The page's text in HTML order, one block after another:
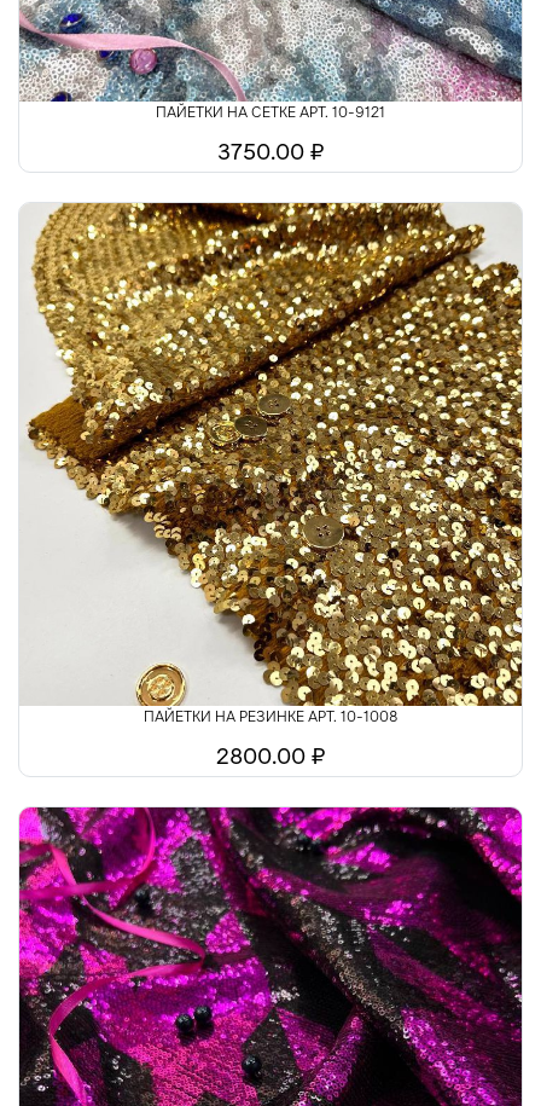
ПАЙЕТКИ НА СЕТКЕ АРТ. 10-9121
3750.00 ₽
ПАЙЕТКИ НА РЕЗИНКЕ АРТ. 10-1008
2800.00 ₽